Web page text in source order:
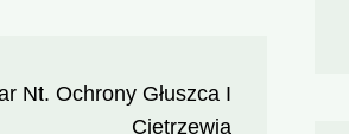
Nt. Ochrony Głuszca I
Cietrzewia